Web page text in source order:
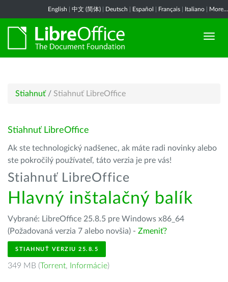
English 中文 (简体) Deutsch Español Français Italiano More...
Stiahnuť / Stiahnuť LibreOffice
Stiahnuť LibreOffice
Ak ste technologický nadšenec, ak máte radi novinky alebo
ste pokročilý používateľ, táto verzia je pre vás!
Stiahnuť LibreOffice
Hlavný inštalačný balík
Vybrané: LibreOffice 25.8.5 pre Windows x86_64
(Požadovaná verzia 7 alebo novšia) - Zmeniť?
STIAHNUŤ VERZIU 25.8.5
349 MB (Torrent, Informácie)